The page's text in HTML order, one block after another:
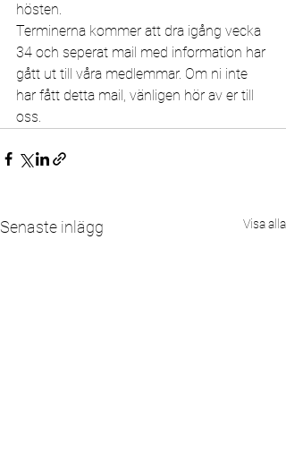
hösten.
Terminerna kommer att dra igång vecka
34 och seperat mail med information har
gått ut till våra medlemmar. Om ni inte
har fått detta mail, vänligen hör av er till
oss.
Senaste inlägg Visa alla